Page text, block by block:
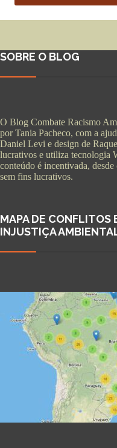
SOBRE O BLOG
O Blog Combate Racismo
por Tania Pacheco, com a
Daniel Levi e design de
lucrativos e utiliza tecnologia
conteúdo é incentivada,
sem fins lucrativos.
MAPA DE CONFLITOS
INJUSTIÇA